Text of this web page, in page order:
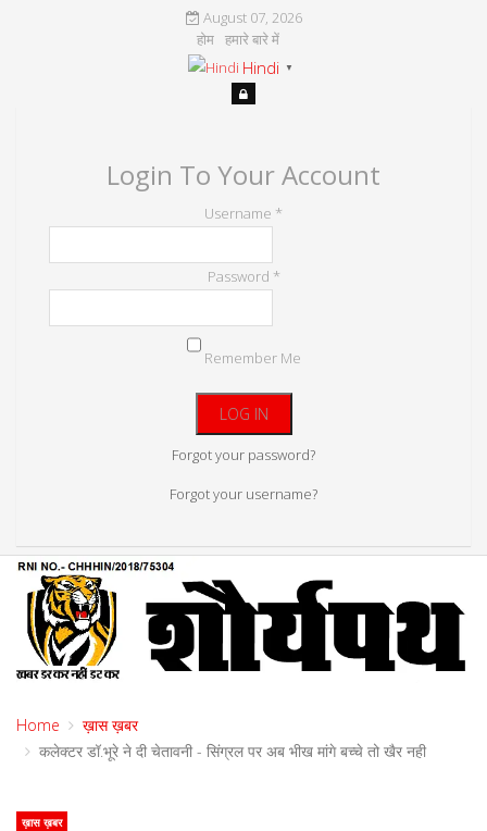
August 07, 2026
होम हमारे बारे में
Hindi ▼
Login To Your Account
Username *
Password *
Remember Me
Forgot your password?
Forgot your username?
Home
ख़ास ख़बर
कलेक्टर डॉ.भूरे ने दी चेतावनी - सिंग्रल पर अब भीख मांगे बच्चे तो खैर नही
ख़ास ख़बर